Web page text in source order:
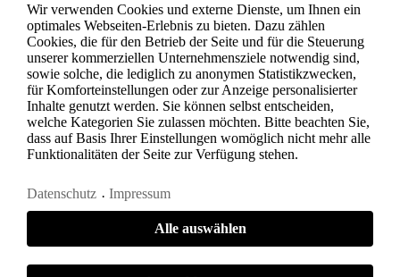
Wir verwenden Cookies und externe Dienste, um Ihnen ein
optimales Webseiten-Erlebnis zu bieten. Dazu zählen
Cookies, die für den Betrieb der Seite und für die Steuerung
unserer kommerziellen Unternehmensziele notwendig sind,
sowie solche, die lediglich zu anonymen Statistikzwecken,
für Komforteinstellungen oder zur Anzeige personalisierter
Inhalte genutzt werden. Sie können selbst entscheiden,
welche Kategorien Sie zulassen möchten. Bitte beachten Sie,
dass auf Basis Ihrer Einstellungen womöglich nicht mehr alle
Funktionalitäten der Seite zur Verfügung stehen.
Datenschutz Impressum
Alle auswählen
+ -
Ausbildung
+-
Über uns
+-
Kontakt
Ansprechpartner
+-
Impressum
+-
+-
+-
Elektromonteur für Schaltschrankbau und